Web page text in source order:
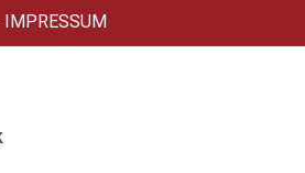
IMPRESSUM